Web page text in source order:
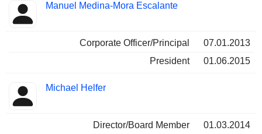
Manuel Medina-Mora Escalante
Corporate Officer/Principal
07.01.2013
President
01.06.2015
Michael Helfer
Director/Board Member 01.03.2014